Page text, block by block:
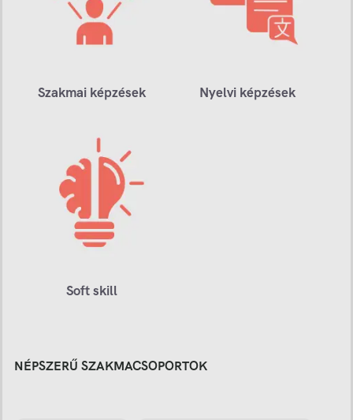
Szakmai képzések Nyelvi képzések
Soft skill
NÉPSZERŰ SZAKMACSOPORTOK